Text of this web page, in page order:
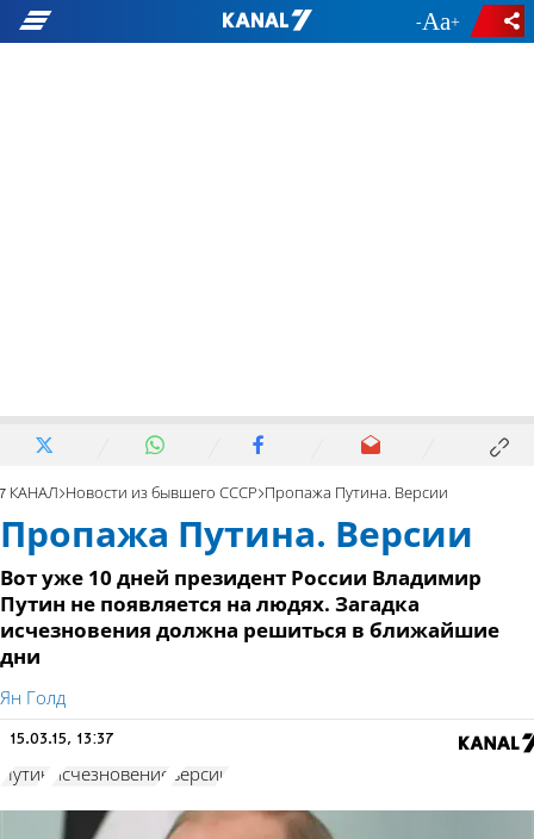
- +
7 КАНАЛ Новости из бывшего СССР Пропажа Путина. Версии
Пропажа Путина. Версии
Вот уже 10 дней президент России Владимир
Путин не появляется на людях. Загадка
исчезновения должна решиться в ближайшие
дни
Ян Голд
15.03.15, 13:37
Путин исчезновение версии